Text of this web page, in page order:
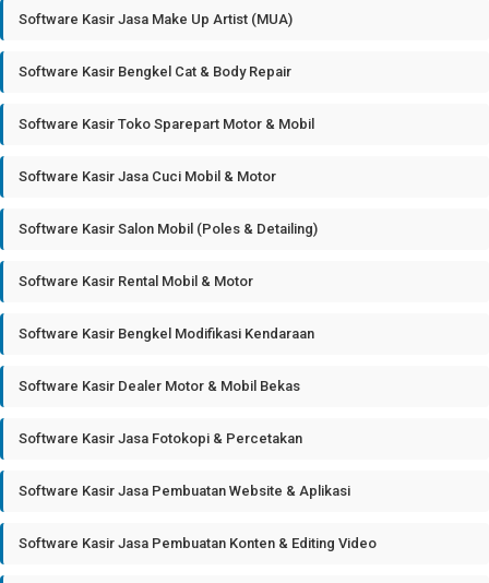
Software Kasir Jasa Make Up Artist (MUA)
Software Kasir Bengkel Cat & Body Repair
Software Kasir Toko Sparepart Motor & Mobil
Software Kasir Jasa Cuci Mobil & Motor
Software Kasir Salon Mobil (Poles & Detailing)
Software Kasir Rental Mobil & Motor
Software Kasir Bengkel Modifikasi Kendaraan
Software Kasir Dealer Motor & Mobil Bekas
Software Kasir Jasa Fotokopi & Percetakan
Software Kasir Jasa Pembuatan Website & Aplikasi
Software Kasir Jasa Pembuatan Konten & Editing Video